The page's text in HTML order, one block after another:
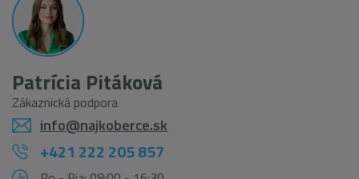
Patrícia Pitáková
Zákaznická podpora
info@najkoberce.sk
+421 222 205 857